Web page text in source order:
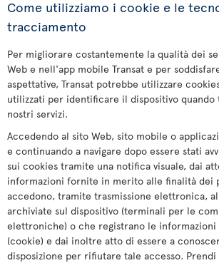
Come utilizziamo i cookie e le
tracciamento
Per migliorare costantemente la qualità dei
Web e nell'app mobile Transat e per
aspettative, Transat potrebbe utilizzare
utilizzati per identificare il dispositivo
nostri servizi.
Accedendo al sito Web, sito mobile o
e continuando a navigare dopo essere stati
sui cookies tramite una notifica visuale, dai
informazioni fornite in merito alle finalità dei
accedono, tramite trasmissione elettronica,
archiviate sul dispositivo (terminali per le
elettroniche) o che registrano le informazioni
(cookie) e dai inoltre atto di essere a
disposizione per rifiutare tale accesso.